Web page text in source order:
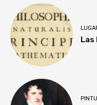
Las